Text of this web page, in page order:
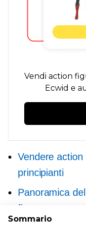
Vendi action
Ecwid e
Vendere
principianti
Panoramica
figure
Sommario